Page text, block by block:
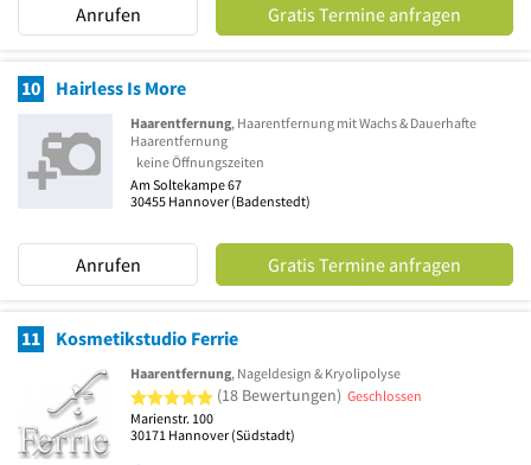
Anrufen Gratis Termine anfragen
10 Hairless Is More
Haarentfernung, Haarentfernung mit Wachs & Dauerhafte
Haarentfernung
keine Öffnungszeiten
Am Soltekampe 67
30455 Hannover(Badenstedt)
Anrufen Gratis Termine anfragen
11 Kosmetikstudio Ferrie
Haarentfernung, Nageldesign & Kryolipolyse
5 von 5 Sternen
(18 Bewertungen) Geschlossen
Marienstr. 100
30171 Hannover(Südstadt)